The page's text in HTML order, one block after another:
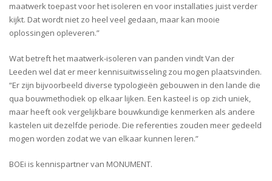
maatwerk toepast voor het isoleren en voor installaties juist verder
kijkt. Dat wordt niet zo heel veel gedaan, maar kan mooie
oplossingen opleveren.”
Wat betreft het maatwerk-isoleren van panden vindt Van der
Leeden wel dat er meer kennisuitwisseling zou mogen plaatsvinden.
“Er zijn bijvoorbeeld diverse typologieën gebouwen in den lande die
qua bouwmethodiek op elkaar lijken. Een kasteel is op zich uniek,
maar heeft ook vergelijkbare bouwkundige kenmerken als andere
kastelen uit dezelfde periode. Die referenties zouden meer gedeeld
mogen worden zodat we van elkaar kunnen leren.”
BOEi is kennispartner van MONUMENT.